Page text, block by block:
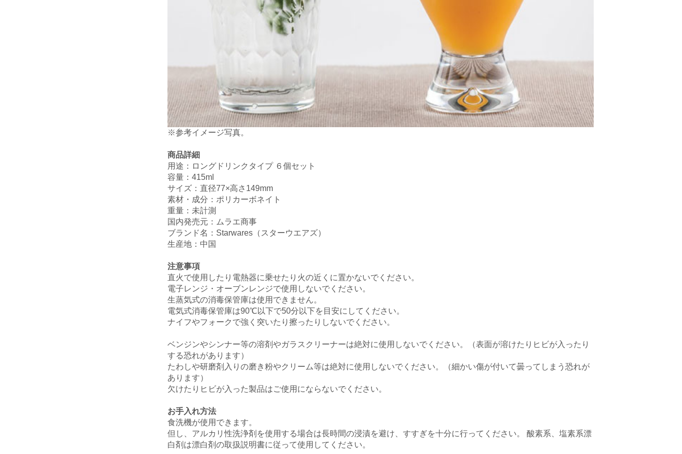
※参考イメージ写真。
商品詳細
用途：ロングドリンクタイプ ６個セット
容量：415ml
サイズ：直径77×高さ149mm
素材・成分：ポリカーボネイト
重量：未計測
国内発売元：ムラエ商事
ブランド名：Starwares（スターウエアズ）
生産地：中国
注意事項
直火で使用したり電熱器に乗せたり火の近くに置かないでください。
電子レンジ・オーブンレンジで使用しないでください。
生蒸気式の消毒保管庫は使用できません。
電気式消毒保管庫は90℃以下で50分以下を目安にしてください。
ナイフやフォークで強く突いたり擦ったりしないでください。
ベンジンやシンナー等の溶剤やガラスクリーナーは絶対に使用しないでください。（表面が溶けたりヒビが入ったり
する恐れがあります）
たわしや研磨剤入りの磨き粉やクリーム等は絶対に使用しないでください。（細かい傷が付いて曇ってしまう恐れが
あります）
欠けたりヒビが入った製品はご使用にならないでください。
お手入れ方法
食洗機が使用できます。
但し、アルカリ性洗浄剤を使用する場合は長時間の浸漬を避け、すすぎを十分に行ってください。 酸素系、塩素系漂
白剤は漂白剤の取扱説明書に従って使用してください。